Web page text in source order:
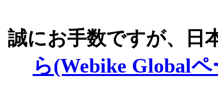
誠にお手数ですが、日
ら(Webike Global